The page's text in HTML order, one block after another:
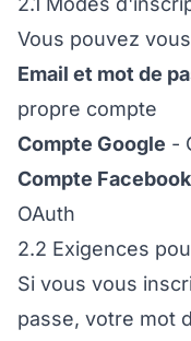
Vous pouvez
Email et mot de
propre compte
Compte Google -
Compte Facebook
OAuth
2.2 Exigences
Si vous vous
passe, votre mot